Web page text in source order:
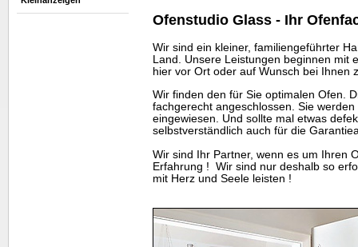
Ofenstudio Glass - Ihr
Wir sind ein kleiner, familiengeführter
Land. Unsere Leistungen beginnen mit
hier vor Ort oder auf Wunsch bei Ihnen
Wir finden den für Sie optimalen Ofen.
fachgerecht angeschlossen. Sie
eingewiesen. Und sollte mal etwas
selbstverständlich auch für die
Wir sind Ihr Partner, wenn es um Ihren
Erfahrung ! Wir sind nur deshalb so
mit Herz und Seele leisten !